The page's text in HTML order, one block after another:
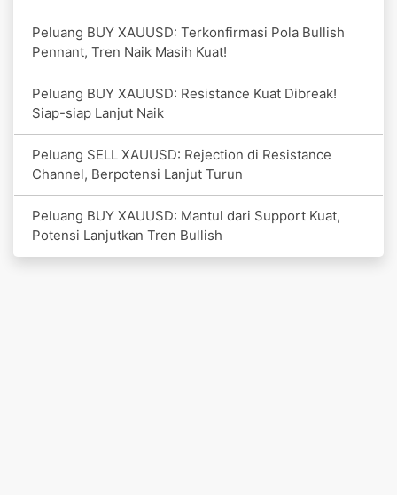
Peluang BUY XAUUSD: Terkonfirmasi Pola Bullish
Pennant, Tren Naik Masih Kuat!
Peluang BUY XAUUSD: Resistance Kuat Dibreak!
Siap-siap Lanjut Naik
Peluang SELL XAUUSD: Rejection di Resistance
Channel, Berpotensi Lanjut Turun
Peluang BUY XAUUSD: Mantul dari Support Kuat,
Potensi Lanjutkan Tren Bullish